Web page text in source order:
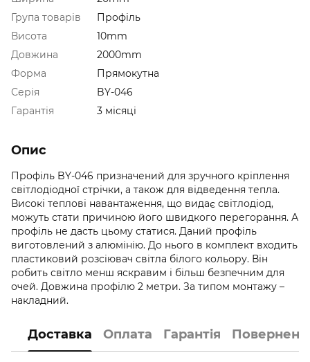
Група товарів
Профіль
Висота
10mm
Довжина
2000mm
Форма
Прямокутна
Серія
BY-046
Гарантія
3 місяці
Опис
Профіль BY-046 призначений для зручного кріплення
світлодіодної стрічки, а також для відведення тепла.
Високі теплові навантаження, що видає світлодіод,
можуть стати причиною його швидкого перегорання. А
профіль не дасть цьому статися. Даний профіль
виготовлений з алюмінію. До нього в комплект входить
пластиковий розсіювач світла білого кольору. Він
робить світло менш яскравим і більш безпечним для
очей. Довжина профілю 2 метри. За типом монтажу –
накладний.
Доставка Оплата Гарантія